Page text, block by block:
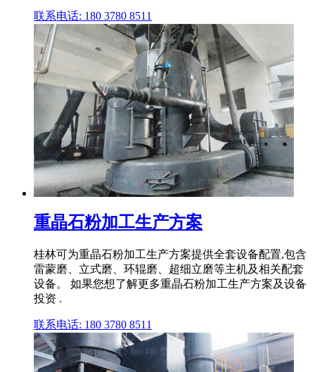
联系电话: 180 3780 8511
重晶石粉加工生产方案
桂林可为重晶石粉加工生产方案提供全套设备配置,包含
雷蒙磨、立式磨、环辊磨、超细立磨等主机及相关配套
设备。 如果您想了解更多重晶石粉加工生产方案及设备
投资 .
联系电话: 180 3780 8511